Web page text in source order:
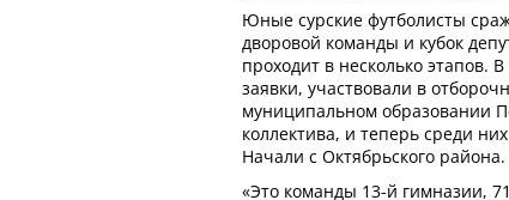
Юные сурские футболисты
дворовой команды и кубок
проходит в несколько этапов.
заявки, участвовали в
муниципальном образовании
коллектива, и теперь среди
Начали с Октябрьского района.
«Это команды 13-й гимназии,